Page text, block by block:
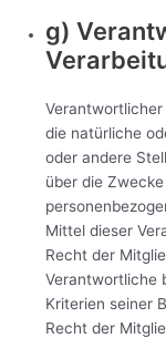
g)
die natürliche
oder andere
über die
Mittel dieser
Recht der
Verantwortliche
Kriterien seiner
Recht der